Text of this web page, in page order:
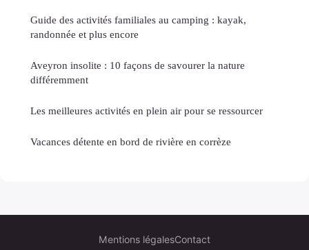
Guide des activités familiales au camping : kayak,
randonnée et plus encore
Aveyron insolite : 10 façons de savourer la nature
différemment
Les meilleures activités en plein air pour se ressourcer
Vacances détente en bord de rivière en corrèze
Mentions légalesContact